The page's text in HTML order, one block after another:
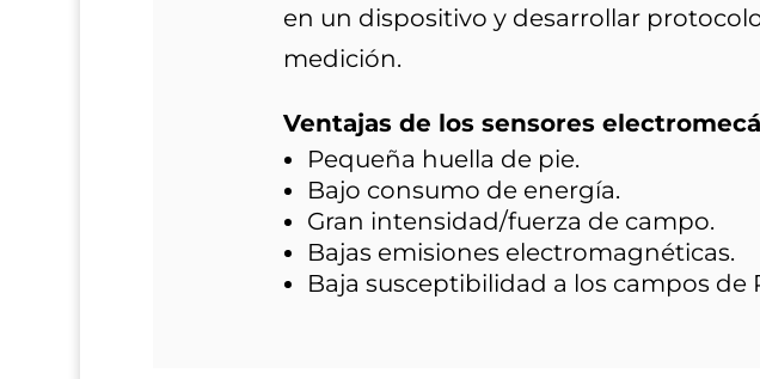
en un dispositivo y desarrollar
medición.
Ventajas de los sensores
Pequeña huella de pie.
Bajo consumo de energía.
Gran intensidad/fuerza de campo.
Bajas emisiones electromagnéticas.
Baja susceptibilidad a los campos de